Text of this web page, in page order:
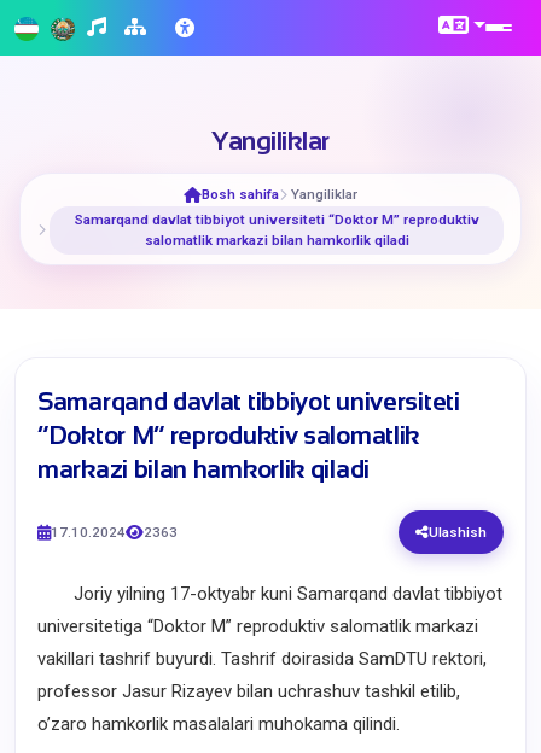
Yangiliklar
Bosh sahifa
Yangiliklar
​​Samarqand davlat tibbiyot universiteti “Doktor M” reproduktiv
salomatlik markazi bilan hamkorlik qiladi
​​Samarqand davlat tibbiyot universiteti
“Doktor M” reproduktiv salomatlik
markazi bilan hamkorlik qiladi
17.10.2024 2363 Ulashish
Joriy yilning 17-oktyabr kuni Samarqand davlat tibbiyot
universitetiga “Doktor M” reproduktiv salomatlik markazi
vakillari tashrif buyurdi. Tashrif doirasida SamDTU rektori,
professor Jasur Rizayev bilan uchrashuv tashkil etilib,
o’zaro hamkorlik masalalari muhokama qilindi.